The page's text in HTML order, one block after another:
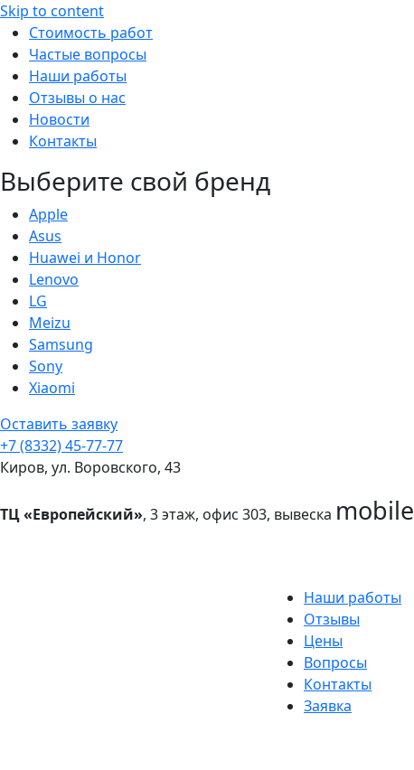
Skip to content
Стоимость работ
Частые вопросы
Наши работы
Отзывы о нас
Новости
Контакты
Выберите свой бренд
Apple
Asus
Huawei и Honor
Lenovo
LG
Meizu
Samsung
Sony
Xiaomi
Оставить заявку
+7 (8332) 45-77-77
Киров, ул. Воровского, 43
ТЦ «Европейский», 3 этаж, офис 303, вывеска mobile
Наши работы
Отзывы
Цены
Вопросы
Контакты
Заявка